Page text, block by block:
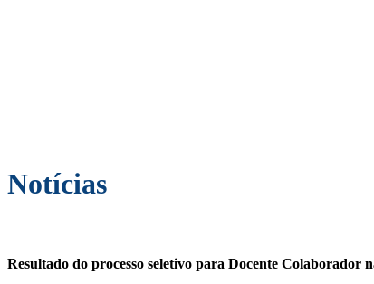
Notícias
Resultado do processo seletivo para Docente